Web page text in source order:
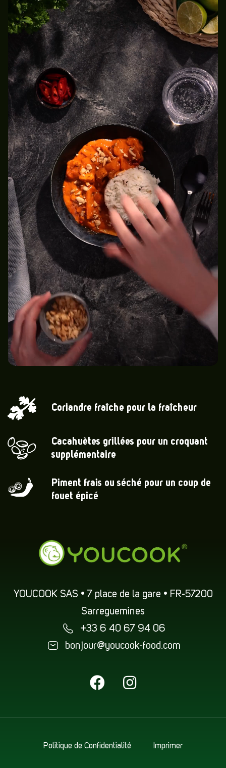
Coriandre fraîche pour la fraîcheur
Cacahuètes grillées pour un croquant
supplémentaire
Piment frais ou séché pour un coup de
fouet épicé
+33 6 40 67 94 06
bonjour@youcook-food.com
YOUCOOK SAS • 7 place de la gare • FR-57200
Sarreguemines
Politique de Confidentialité Imprimer